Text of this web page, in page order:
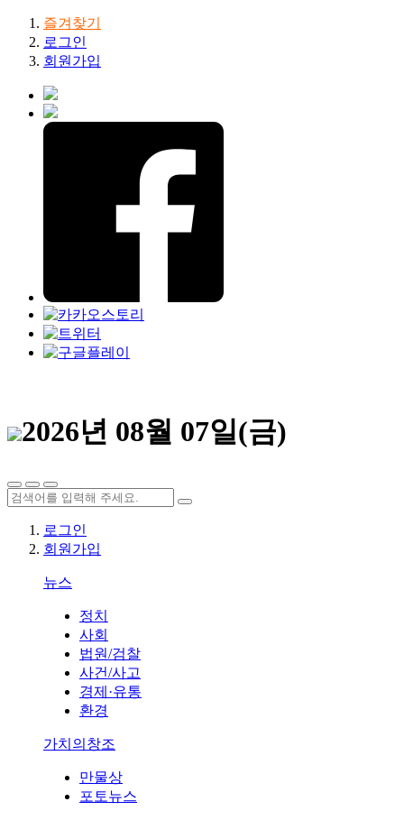
즐겨찾기
로그인
회원가입
2026년 08월 07일(금)
로그인
회원가입
뉴스
정치
사회
법원/검찰
사건/사고
경제·유통
환경
가치의창조
만물상
포토뉴스